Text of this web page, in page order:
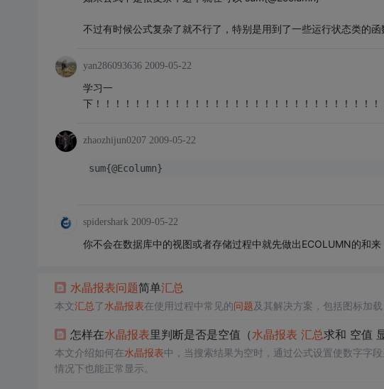
不过有时候公式复杂了就不行了，特别是用到了一些运行状态类的函
yan286093636 2009-05-22
学习一
下！！！！！！！！！！！！！！！！！！！！！！！！！！！！
zhaozhijun0207 2009-05-22
sum{@Ecolumn}
spidershark 2009-05-22
你不会在数据库中的视图或者存储过程中就先做出ECOLUMN的和
水晶报表问题简单汇总
本文汇总了水晶报表在使用过程中常见的问题及其解决方案，包括图标加
怎样在水晶报表里判断是否是空值（水晶报表 汇总求和 空值
本文介绍如何在水晶报表中，当搜索结果为空时，通过公式设置使数字字
情况下也能正常显示。